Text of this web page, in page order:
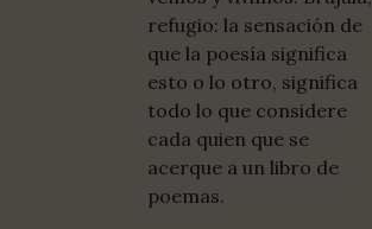
refugio: la sensación de
que la poesía significa
esto o lo otro, significa
todo lo que considere
cada quien que se
acerque a un libro de
poemas.